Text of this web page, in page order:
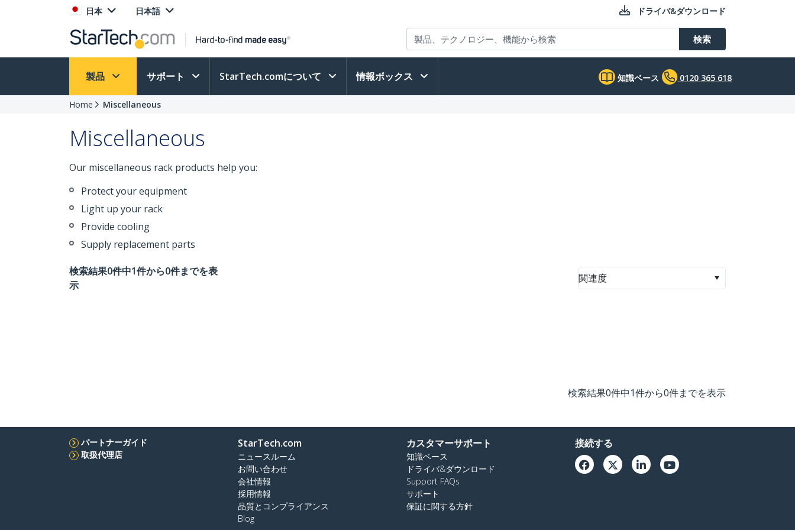
日本 日本語 ドライバ&ダウンロード
検索
製品 サポート StarTech.comについて 情報ボックス 知識ベース 0120 365 618
Home Miscellaneous
Miscellaneous
Our miscellaneous rack products help you:
Protect your equipment
Light up your rack
Provide cooling
Supply replacement parts
検索結果0件中1件から0件までを表
示
関連度
検索結果0件中1件から0件までを表示
パートナーガイド
取扱代理店
StarTech.com
ニュースルーム
お問い合わせ
会社情報
採用情報
品質とコンプライアンス
Blog
カスタマーサポート
知識ベース
ドライバ&ダウンロード
Support FAQs
サポート
保証に関する方針
接続する